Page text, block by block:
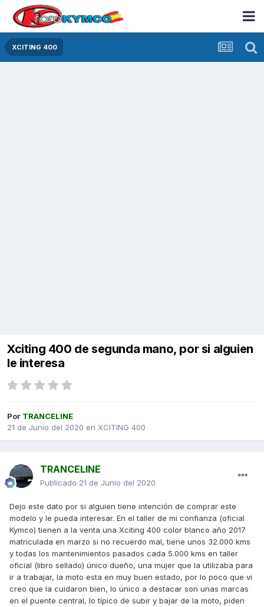
XCITING 400
Xciting 400 de segunda mano, por si alguien
le interesa
Por TRANCELINE
21 de Junio del 2020 en XCITING 400
TRANCELINE
Publicado 21 de Junio del 2020
Dejo este dato por si alguien tiene intención de comprar este
modelo y le pueda interesar. En el taller de mi confianza (oficial
Kymco) tienen a la venta una Xciting 400 color blanco año 2017
matriculada en marzo si no recuerdo mal, tiene unos 32.000 kms
y todas los mantenimientos pasados cada 5.000 kms en taller
oficial (libro sellado) único dueño, una mujer que la utilizaba para
ir a trabajar, la moto esta en muy buen estado, por lo poco que vi
creo que la cuidaron bien, lo único a destacar son unas marcas
en el puente central, lo típico de subir y bajar de la moto, piden